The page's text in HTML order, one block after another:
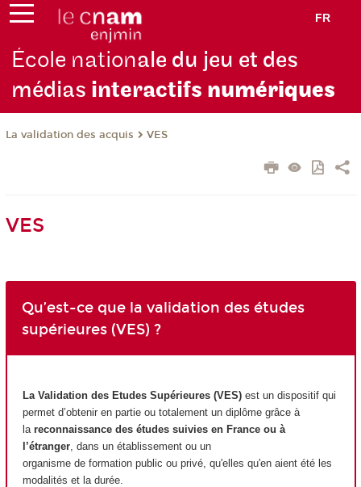
FR
École nationale du jeu et des
médias interactifs numériques
La validation des acquis VES
VES
Qu’est-ce que la validation des études
supérieures (VES) ?
La Validation des Etudes Supérieures (VES) est un dispositif qui
permet d’obtenir en partie ou totalement un diplôme grâce à
la reconnaissance des études suivies en France ou à
l’étranger , dans un établissement ou un
organisme de formation public ou privé, qu'elles qu'en aient été les
modalités et la durée.